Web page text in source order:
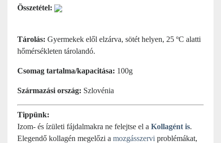
Összetétel:
Tárolás: Gyermekek elől elzárva, sötét helyen, 25 ºC alatti
hőmérsékleten tárolandó.
Csomag tartalma/kapacitása: 100g
Származási ország: Szlovénia
Tippünk:
Izom- és ízületi fájdalmakra ne felejtse el a Kollagént is.
Elegendő kollagén megelőzi a mozgásszervi problémákat,